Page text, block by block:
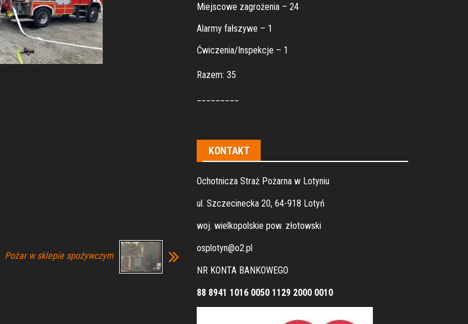
Pożar w sklepie spożywczym
Miejscowe zagrożenia – 24
Alarmy fałszywe – 1
Ćwiczenia/Inspekcje – 1
Razem: 35
KONTAKT
Ochotnicza Straż Pożarna w Lotyniu
ul. Szczecinecka 20, 64-918 Lotyń
woj. wielkopolskie pow. złotowski
osplotyn@o2.pl
NR KONTA BANKOWEGO
88 8941 1016 0050 1129 2000 0010